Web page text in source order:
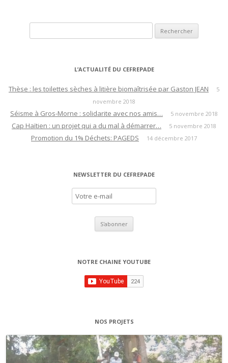
L’ACTUALITÉ DU CEFREPADE
Thèse : les toilettes sèches à litière biomaîtrisée par Gaston JEAN
5
novembre 2018
Séisme à Gros-Morne : solidarite avec nos amis… 5 novembre 2018
Cap Haïtien : un projet qui a du mal à démarrer… 5 novembre 2018
Promotion du 1% Déchets: PAGEDS 14 décembre 2017
NEWSLETTER DU CEFREPADE
NOTRE CHAINE YOUTUBE
NOS PROJETS